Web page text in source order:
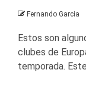
Fernando Garcia
Estos son
clubes de
temporada.